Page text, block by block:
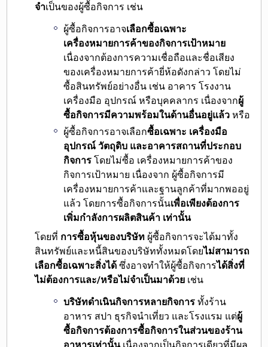
จำเป็นของผู้ซื้อกิจการ เช่น
ผู้ซื้อกิจการอาจเลือกซื้อเฉพาะ
เครื่องหมายการค้าของกิจการเป้าหมาย
เนื่องจากต้องการความเชื่อถือและชื่อเสียง
ของเครื่องหมายการค้ายี่ห้อดังกล่าว โดยไม่
ซื้อสินทรัพย์อย่างอื่น เช่น อาคาร โรงงาน
เครื่องมือ อุปกรณ์ หรือบุคคลากร เนื่องจากผู้
ซื้อกิจการมีความพร้อมในด้านอื่นอยู่แล้ว หรือ
ผู้ซื้อกิจการอาจเลือกซื้อเฉพาะ เครื่องมือ
อุปกรณ์ วัตถุดิบ และอาคารสถานที่ประกอบ
กิจการ โดยไม่ซื้อ เครื่องหมายการค้าของ
กิจการเป้าหมาย เนื่องจาก ผู้ซื้อกิจการมี
เครื่องหมายการค้าและฐานลูกค้าที่มากพออยู่
แล้ว โดยการซื้อกิจการนั้นเพื่อเพียงต้องการ
เพิ่มกำลังการผลิตสินค้า เท่านั้น
โดยที่ การซื้อหุ้นของบริษัท ผู้ซื้อกิจการจะได้มาทั้ง
สินทรัพย์และหนี้สินของบริษัททั้งหมดโดยไม่สามารถ
เลือกซื้อเฉพาะสิ่งได้ ซึ่งอาจทำให้ผู้ซื้อกิจการได้สิ่งที่
ไม่ต้องการและ/หรือไม่จำเป็นมาด้วย เช่น
บริษัทดำเนินกิจการหลายกิจการทั้งร้าน
อาหาร สปา ธุรกิจนำเที่ยว และโรงแรม แต่ผู้
ซื้อกิจการต้องการซื้อกิจการในส่วนของร้าน